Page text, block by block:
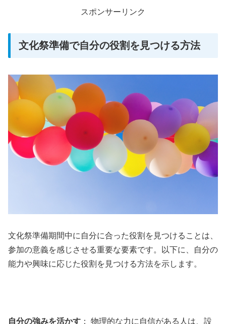
スポンサーリンク
文化祭準備で自分の役割を見つける方法
文化祭準備期間中に自分に合った役割を見つけることは、
参加の意義を感じさせる重要な要素です。以下に、自分の
能力や興味に応じた役割を見つける方法を示します。
自分の強みを活かす ： 物理的な力に自信がある人は、設